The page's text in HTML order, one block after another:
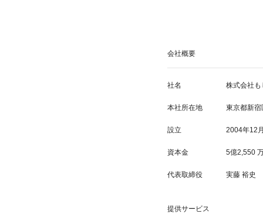
会社概要
社名 株式会社も
本社所在地 東京都新
設立 2004年12
資本金 5億2,550
代表取締役 実藤 裕史
提供サービス